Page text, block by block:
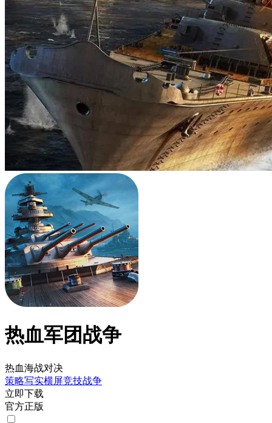
热血军团战争
热血海战对决
策略写实横屏竞技战争
立即下载
官方正版